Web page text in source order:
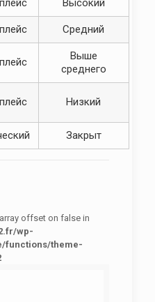
Высокий
Средний
Выше
среднего
Низкий
Закрыт
offset on false in
wp-
functions/theme-